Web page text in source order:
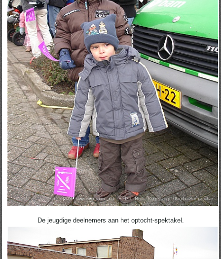
De jeugdige deelnemers aan het optocht-spektakel.